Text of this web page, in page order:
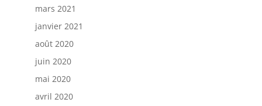
mars 2021
janvier 2021
août 2020
juin 2020
mai 2020
avril 2020